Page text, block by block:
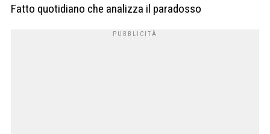
Fatto quotidiano che analizza il paradosso